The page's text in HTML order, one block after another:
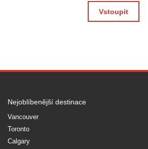
Vstoupit
Nejoblíbenější destinace
Vancouver
Toronto
Calgary